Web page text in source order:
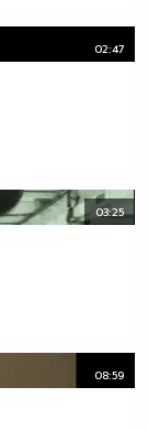
02:47
03:25
08:59